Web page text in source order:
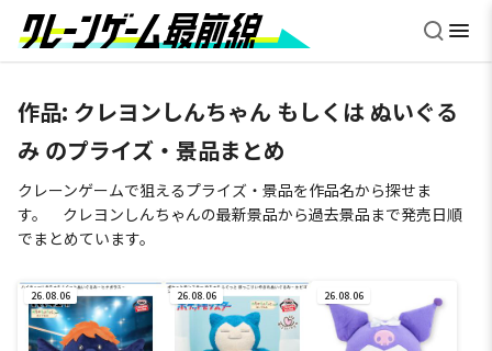
作品: クレヨンしんちゃん もしくは ぬいぐる
み のプライズ・景品まとめ
クレーンゲームで狙えるプライズ・景品を作品名から探せま
す。 クレヨンしんちゃんの最新景品から過去景品まで発売日順
でまとめています。
26.08.06 26.08.06 26.08.06